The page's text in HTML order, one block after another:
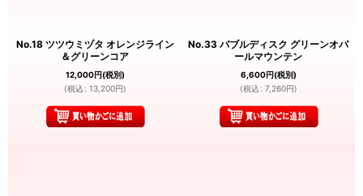
No.18 ツツウミヅタ オレンジライン
＆グリーンコア
12,000円(税別)
(税込 : 13,200円)
No.33 バブルディスク グリーンオパ
ールマウンテン
6,600円(税別)
(税込 : 7,260円)